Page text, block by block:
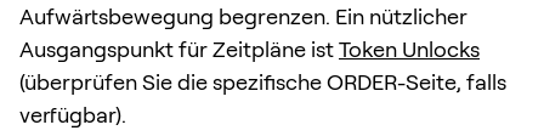
Aufwärtsbewegung begrenzen. Ein nützlicher
Ausgangspunkt für Zeitpläne istToken Unlocks
(überprüfen Sie die spezifische ORDER-Seite, falls
verfügbar).